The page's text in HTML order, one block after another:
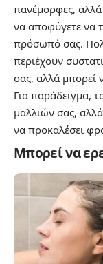
πανέμορφες, αλλά
να αποφύγετε να
πρόσωπό σας.
περιέχουν
σας, αλλά μπορεί
Για παράδειγμα,
μαλλιών σας,
να προκαλέσει
Μπορεί να